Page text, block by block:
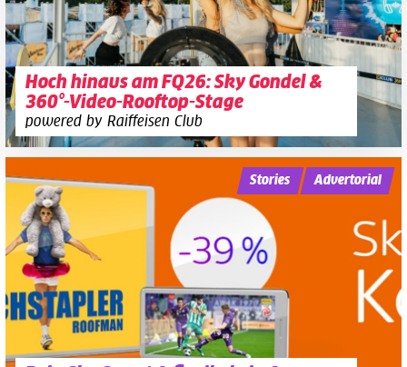
Hoch hinaus am FQ26: Sky Gondel &
360°-Video-Rooftop-Stage
powered by Raiffeisen Club
Stories Advertorial